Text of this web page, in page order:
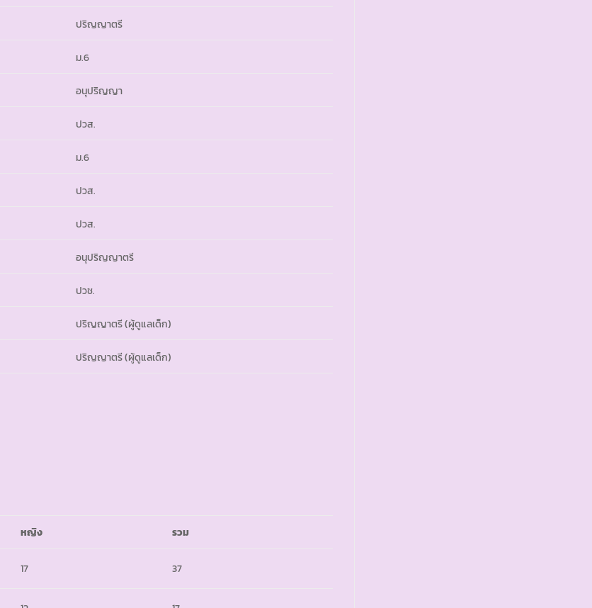
ปริญญาตรี
ม.6
อนุปริญญา
ปวส.
ม.6
ปวส.
ปวส.
อนุปริญญาตรี
ปวช.
ปริญญาตรี (ผู้ดูแลเด็ก)
ปริญญาตรี (ผู้ดูแลเด็ก)
หญิง รวม
17 37